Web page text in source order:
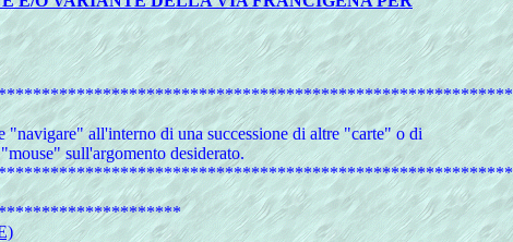
"navigare" all'interno di una successione di altre "carte" o di
sull'argomento desiderato.